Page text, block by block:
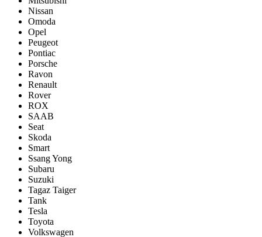
Nissan
Omoda
Opel
Peugeot
Pontiac
Porsсhe
Ravon
Renault
Rover
ROX
SAAB
Seat
Skoda
Smart
Ssang Yong
Subaru
Suzuki
Tagaz Taiger
Tank
Tesla
Toyota
Volkswagen